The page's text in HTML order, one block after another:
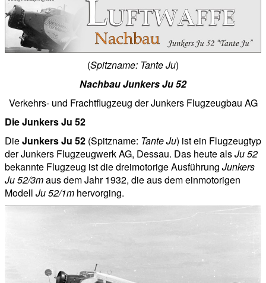
(Spitzname: Tante Ju)
Nachbau Junkers Ju 52
Verkehrs- und Frachtflugzeug der Junkers Flugzeugbau AG
Die Junkers Ju 52
DieJunkers Ju 52 (Spitzname: Tante Ju) ist ein Flugzeugtyp
der Junkers Flugzeugwerk AG, Dessau. Das heute alsJu 52
bekannte Flugzeug ist die dreimotorige Ausführung Junkers
Ju 52/3maus dem Jahr 1932, die aus dem einmotorigen
Modell Ju 52/1m hervorging.